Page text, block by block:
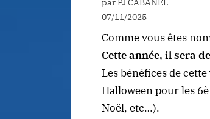
07/11/2025
Comme vous êtes
Cette année, il sera de
Les bénéfices de
Halloween pour les
Noël, etc…).